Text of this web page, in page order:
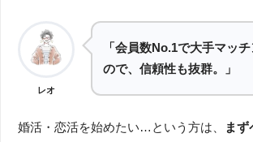
レオ
「会員数No.1で大手マッ
ので、信頼性も抜群。」
婚活・恋活を始めたい…という方は、
ま